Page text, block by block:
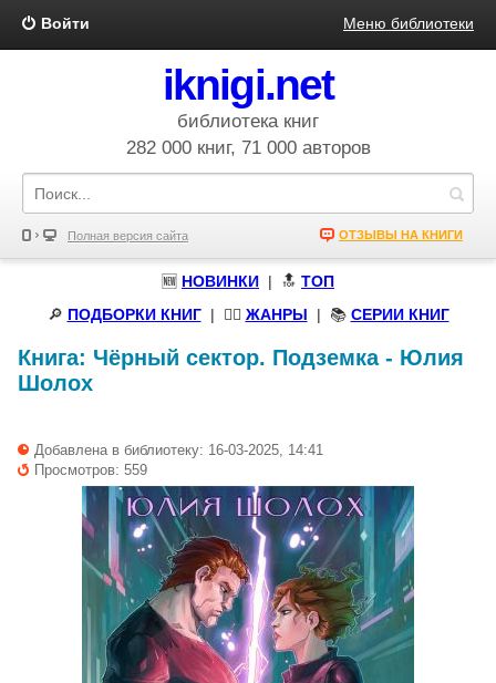
Войти Меню библиотеки
iknigi.net
библиотека книг
282 000 книг, 71 000 авторов
Полная версия сайта ОТЗЫВЫ НА КНИГИ
🆕 НОВИНКИ | 🔝 ТОП
🔎 ПОДБОРКИ КНИГ| 🧝‍♀️ ЖАНРЫ | 📚 СЕРИИ КНИГ
Книга: Чёрный сектор. Подземка- Юлия
Шолох
Добавлена в библиотеку: 16-03-2025, 14:41
Просмотров: 559